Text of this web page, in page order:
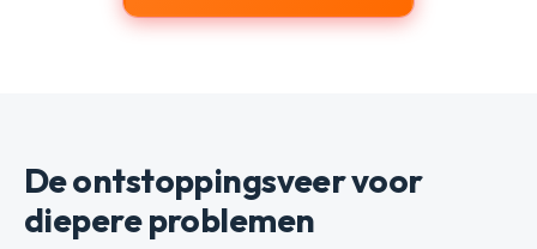
De ontstoppingsveer voor
diepere problemen